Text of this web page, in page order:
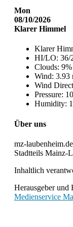
Mon
08/10/2026
Klarer Himmel
Klarer
HI/LO: 36/
Clouds: 9%
Wind: 3.93
Wind
Pressure:
Humidity:
Über uns
mz-
Stadtteils Mainz-
Inhaltlich
Herausgeber und
Medienservice